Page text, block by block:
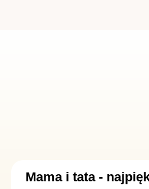
Mama i tata -